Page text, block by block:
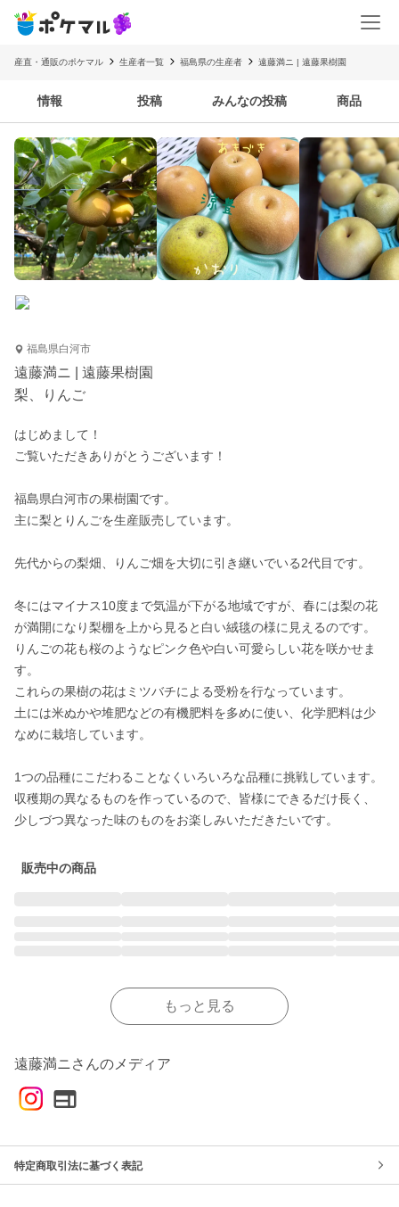
産直・通販のポケマル 生産者一覧 福島県の生産者 遠藤満ニ | 遠藤果樹園
情報 投稿 みんなの投稿 商品
福島県白河市
遠藤満ニ | 遠藤果樹園
梨、りんご
はじめまして！
ご覧いただきありがとうございます！
福島県白河市の果樹園です。
主に梨とりんごを生産販売しています。
先代からの梨畑、りんご畑を大切に引き継いでいる2代目です。
冬にはマイナス10度まで気温が下がる地域ですが、春には梨の花
が満開になり梨棚を上から見ると白い絨毯の様に見えるのです。
りんごの花も桜のようなピンク色や白い可愛らしい花を咲かせま
す。
これらの果樹の花はミツバチによる受粉を行なっています。
土には米ぬかや堆肥などの有機肥料を多めに使い、化学肥料は少
なめに栽培しています。
1つの品種にこだわることなくいろいろな品種に挑戦しています。
収穫期の異なるものを作っているので、皆様にできるだけ長く、
少しづつ異なった味のものをお楽しみいただきたいです。
販売中の商品
もっと見る
遠藤満ニさんのメディア
特定商取引法に基づく表記